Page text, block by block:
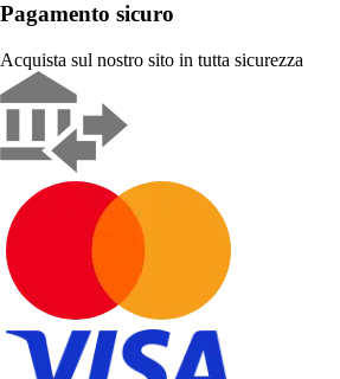
Pagamento sicuro
Acquista sul nostro sito in tutta sicurezza